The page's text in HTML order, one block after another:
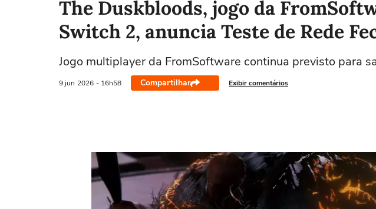
The Duskbloods, jogo da
Switch 2, anuncia Teste de Rede
Jogo multiplayer da FromSoftware continua previsto para
9 jun 2026 - 16h58 Compartilhar Exibir comentários